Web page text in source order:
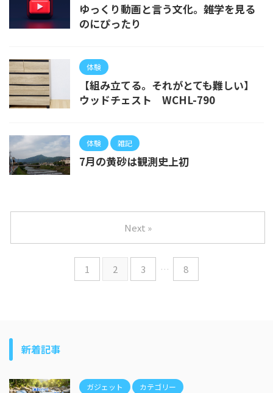
ゆっくり動画と言う文化。雑学を見る
のにぴったり
体験
【組み立てる。それがとても難しい】
ウッドチェスト WCHL-790
体験 雑記
7月の黄砂は観測史上初
1 2 3 … 8
Next »
新着記事
ガジェット カテゴリー